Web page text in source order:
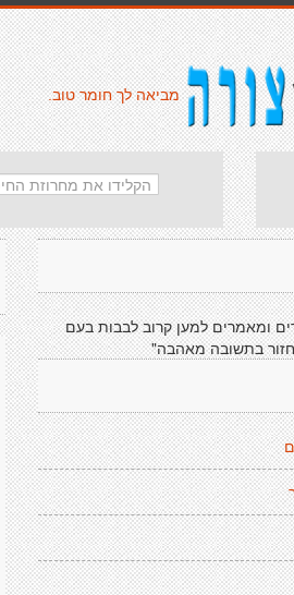
מביאה לך חומר טוב.
ומאמרים למען קרוב לבבות בעם
בתשובה מאהבה"